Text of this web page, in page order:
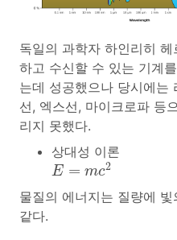
독일의 과학자 하인리히
하고 수신할 수 있는 기계
는데 성공했으나 당시에는
선, 엑스선, 마이크로파 등
리지 못했다.
상대성 이론
E = mc2
E= mc
물질의 에너지는 질량에
같다.